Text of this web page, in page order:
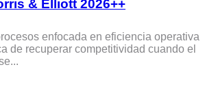
& Elliott 2026++
enfocada en eficiencia operativa
de recuperar competitividad cuando el